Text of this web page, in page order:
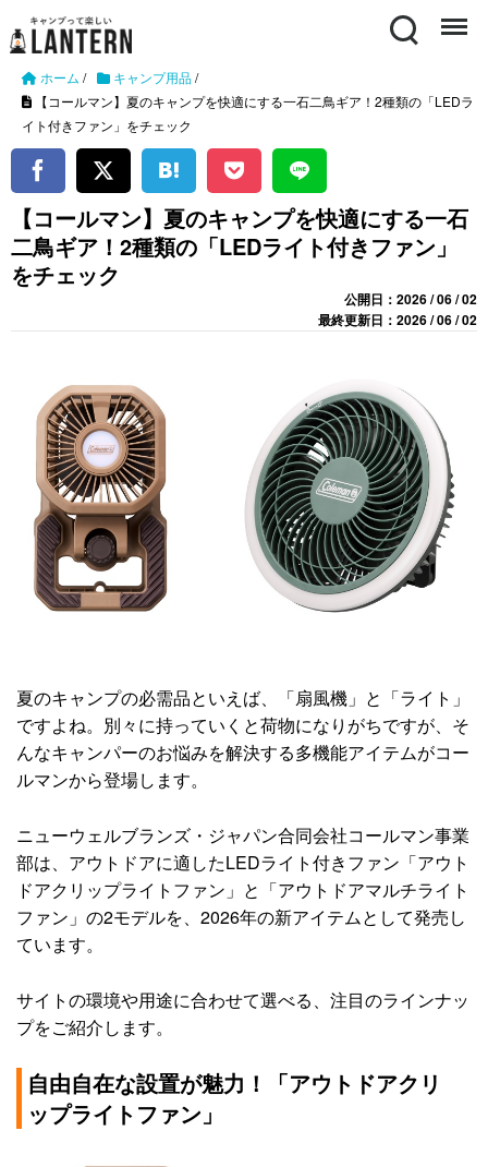
Search Menu
ホーム / キャンプ用品/
【コールマン】夏のキャンプを快適にする一石二鳥ギア！2種類の「LEDラ
イト付きファン」をチェック
【コールマン】夏のキャンプを快適にする一石
二鳥ギア！2種類の「LEDライト付きファン」
をチェック
公開日：2026 / 06 / 02
最終更新日：2026 / 06 / 02
夏のキャンプの必需品といえば、「扇風機」と「ライト」
ですよね。別々に持っていくと荷物になりがちですが、そ
んなキャンパーのお悩みを解決する多機能アイテムがコー
ルマンから登場します。
ニューウェルブランズ・ジャパン合同会社コールマン事業
部は、アウトドアに適したLEDライト付きファン「アウト
ドアクリップライトファン」と「アウトドアマルチライト
ファン」の2モデルを、2026年の新アイテムとして発売し
ています。
サイトの環境や用途に合わせて選べる、注目のラインナッ
プをご紹介します。
自由自在な設置が魅力！「アウトドアクリ
ップライトファン」